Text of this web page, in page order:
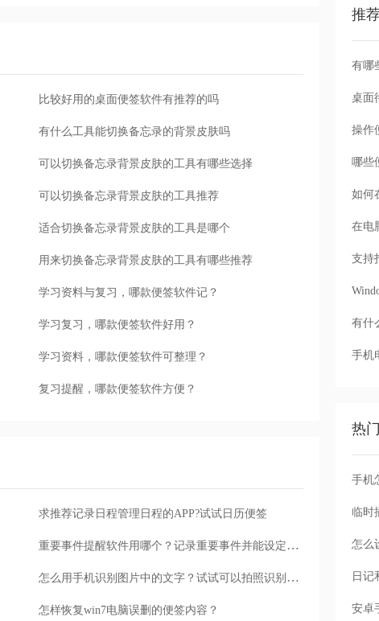
比较好用的桌面便签软件有推荐的吗
有什么工具能切换备忘录的背景皮肤吗
可以切换备忘录背景皮肤的工具有哪些选择
可以切换备忘录背景皮肤的工具推荐
适合切换备忘录背景皮肤的工具是哪个
用来切换备忘录背景皮肤的工具有哪些推荐
学习资料与复习，哪款便签软件记？
学习复习，哪款便签软件好用？
学习资料，哪款便签软件可整理？
复习提醒，哪款便签软件方便？
求推荐记录日程管理日程的APP?试试日历便签
重要事件提醒软件用哪个？记录重要事件并能设定事件提醒周期的便签
怎么用手机识别图片中的文字？试试可以拍照识别文字的便签软件
怎样恢复win7电脑误删的便签内容？
推
有哪
桌面
操作
哪些
如何
在电
支持
有什
手机
热
手机
怎么